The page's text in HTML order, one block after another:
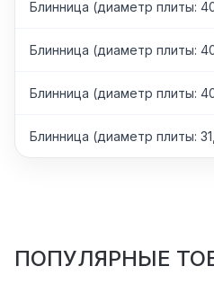
Блинница (диаметр плиты:
Блинница (диаметр плиты:
Блинница (диаметр плиты:
Блинница (диаметр плиты:
ПОПУЛЯРНЫЕ